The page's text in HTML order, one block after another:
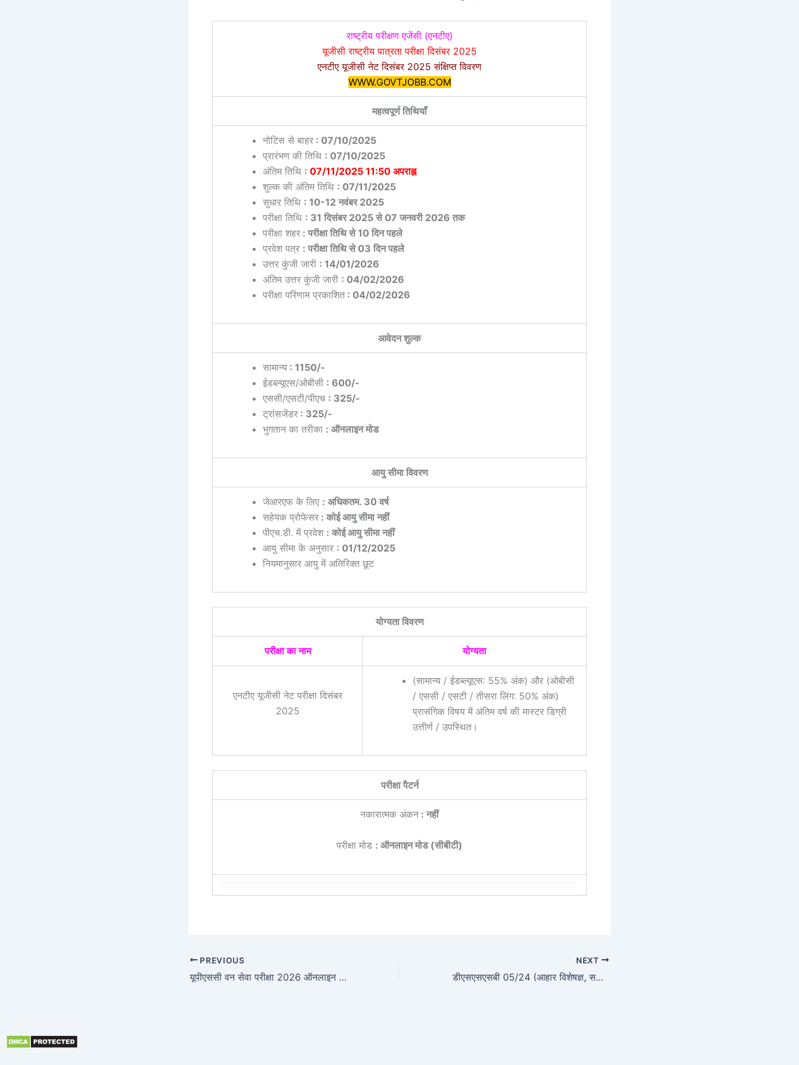
राष्ट्रीय परीक्षण एजेंसी (एनटीए)
यूजीसी राष्ट्रीय पात्रता परीक्षा दिसंबर 2025
एनटीए यूजीसी नेट दिसंबर 2025 संक्षिप्त विवरण
WWW.GOVTJOBB.COM
महत्वपूर्ण तिथियाँ
नोटिस से बाहर : 07/10/2025
प्रारंभण की तिथि : 07/10/2025
अंतिम तिथि : 07/11/2025 11:50 अपराह्न
शुल्क की अंतिम तिथि : 07/11/2025
सुधार तिथि : 10-12 नवंबर 2025
परीक्षा तिथि : 31 दिसंबर 2025 से 07 जनवरी 2026 तक
परीक्षा शहर : परीक्षा तिथि से 10 दिन पहले
प्रवेश पत्र : परीक्षा तिथि से 03 दिन पहले
उत्तर कुंजी जारी : 14/01/2026
अंतिम उत्तर कुंजी जारी : 04/02/2026
परीक्षा परिणाम प्रकाशित : 04/02/2026
आवेदन शुल्क
सामान्य : 1150/-
ईडब्ल्यूएस/ओबीसी : 600/-
एससी/एसटी/पीएच : 325/-
ट्रांसजेंडर : 325/-
भुगतान का तरीका : ऑनलाइन मोड
आयु सीमा विवरण
जेआरएफ के लिए : अधिकतम. 30 वर्ष
सहेयक प्रोफेसर : कोई आयु सीमा नहीं
पीएच.डी. में प्रवेश : कोई आयु सीमा नहीं
आयु सीमा के अनुसार : 01/12/2025
नियमानुसार आयु में अतिरिक्त छूट
योग्यता विवरण
परीक्षा का नाम योग्यता
एनटीए यूजीसी नेट परीक्षा दिसंबर
2025
(सामान्य / ईडब्ल्यूएस: 55% अंक) और (ओबीसी
/ एससी / एसटी / तीसरा लिंग: 50% अंक)
प्रासंगिक विषय में अंतिम वर्ष की मास्टर डिग्री
उत्तीर्ण / उपस्थित।
परीक्षा पैटर्न
नकारात्मक अंकन: नहीं
परीक्षा मोड : ऑनलाइन मोड (सीबीटी)
PREVIOUS
यूपीएससी वन सेवा परीक्षा 2026 ऑनलाइन फॉर्म
NEXT
डीएसएसएसबी 05/24 (आहार विशेषज्ञ, सहायक निदेशक) परिणाम